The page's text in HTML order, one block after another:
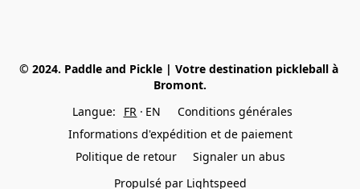
© 2024. Paddle and Pickle | Votre destination pickleball à
Bromont.
Langue:
FR EN
Conditions générales
Informations d'expédition et de paiement
Politique de retour
Signaler un abus
Propulsé par Lightspeed